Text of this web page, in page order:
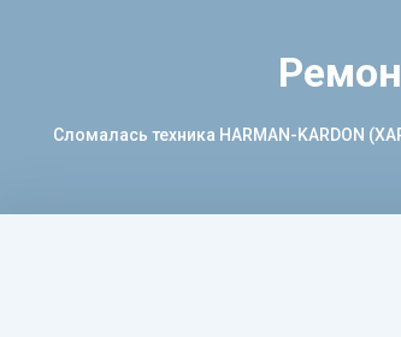
Сломалась техника HARMAN-KARDON